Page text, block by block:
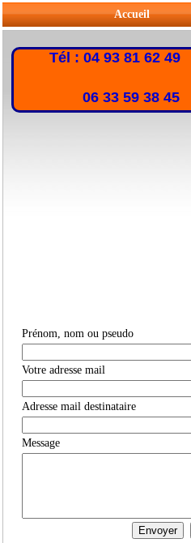
Accueil
Tél : 04 93 81 62 49
06 33 59 38 45
Prénom, nom ou pseudo
Votre adresse mail
Adresse mail destinataire
Message